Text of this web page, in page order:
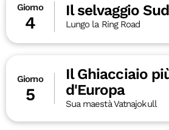
Giorno
4
Il selvaggio Sud
Lungo la Ring Road
Giorno
5
Il Ghiacciaio
d'Europa
Sua maestà Vatnajokull